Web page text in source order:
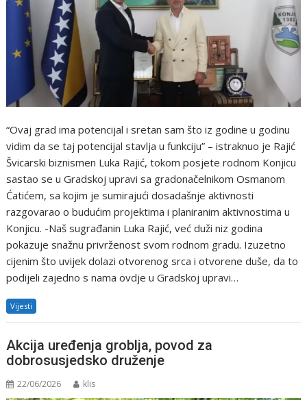
“Ovaj grad ima potencijal i sretan sam što iz godine u godinu
vidim da se taj potencijal stavlja u funkciju” – istraknuo je Rajić
Švicarski biznismen Luka Rajić, tokom posjete rodnom Konjicu
sastao se u Gradskoj upravi sa gradonačelnikom Osmanom
Ćatićem, sa kojim je sumirajući dosadašnje aktivnosti
razgovarao o budućim projektima i planiranim aktivnostima u
Konjicu. -Naš sugrađanin Luka Rajić, već duži niz godina
pokazuje snažnu privrženost svom rodnom gradu. Izuzetno
cijenim što uvijek dolazi otvorenog srca i otvorene duše, da to
podijeli zajedno s nama ovdje u Gradskoj upravi…
Vijesti
Akcija uređenja groblja, povod za
dobrosusjedsko druženje
22/06/2026 klis